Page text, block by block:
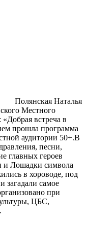
Полянская Наталья
Местного
встреча в
прошла программа
аудитории 50+.В
песни,
главных героев
и Лошадки символа
в хороводе, под
загадали самое
при
ЦБС,